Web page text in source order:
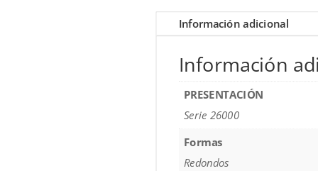
Información adicional
Información
PRESENTACIÓN
Serie 26000
Formas
Redondos